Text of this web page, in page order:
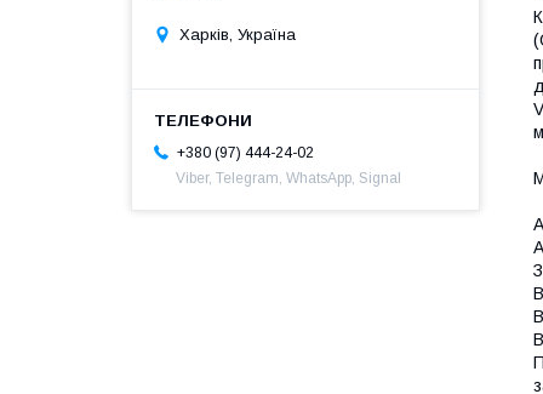
Харків, Україна
+380 (97) 444-24-02
Viber, Telegram, WhatsApp, Signal